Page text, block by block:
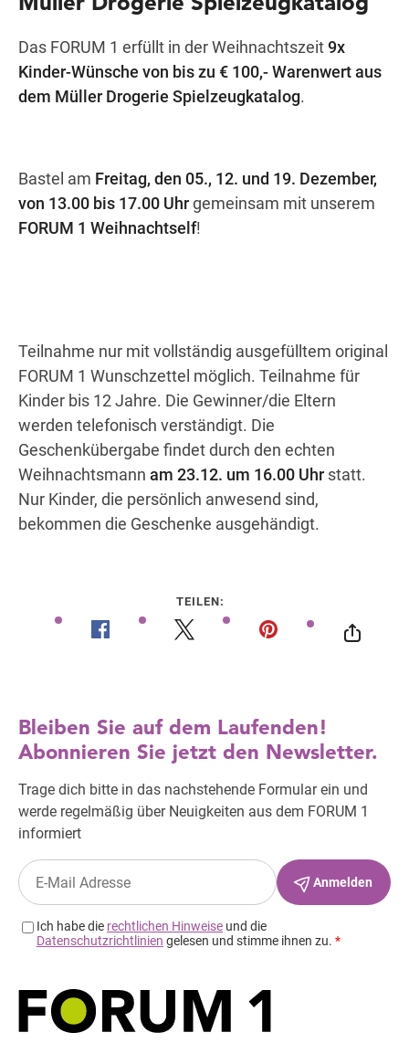
Wegbeschreibung
Das FORUM 1 erfüllt in der Weihnachtszeit9x
Kinder-Wünsche von bis zu € 100,- Warenwert aus
dem Müller Drogerie Spielzeugkatalog.
Bastel am Freitag, den 05., 12. und 19. Dezember,
von 13.00 bis 17.00 Uhrgemeinsam mit unserem
FORUM 1 Weihnachtself!
Teilnahme nur mit vollständig ausgefülltem original
FORUM 1 Wunschzettel möglich. Teilnahme für
Kinder bis 12 Jahre. Die Gewinner/die Eltern
werden telefonisch verständigt. Die
Geschenkübergabe findet durch den echten
Weihnachtsmann am 23.12. um 16.00 Uhr statt.
Nur Kinder, die persönlich anwesend sind,
bekommen die Geschenke ausgehändigt.
TEILEN: